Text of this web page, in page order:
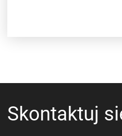
Skontaktuj